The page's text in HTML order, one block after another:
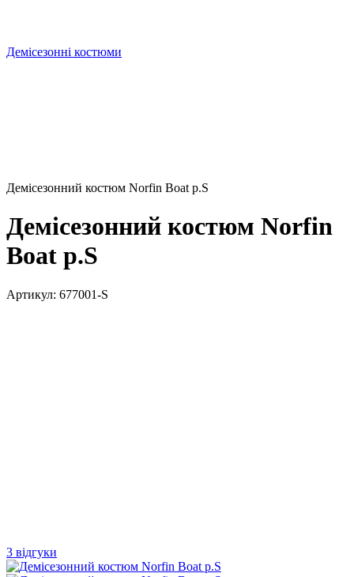
Демісезонні костюми
Демісезонний костюм Norfin Boat р.S
Демісезонний костюм Norfin
Boat р.S
Артикул: 677001-S
3 відгуки